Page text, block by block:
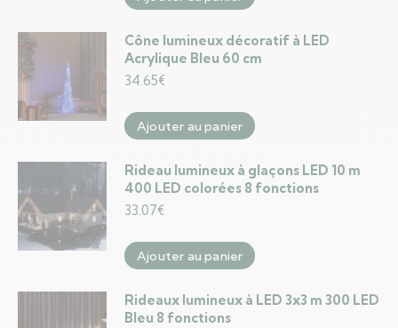
Cône lumineux décoratif à LED
Acrylique Bleu 60 cm
34.65€
Ajouter au panier
Rideau lumineux à glaçons LED 10 m
400 LED colorées 8 fonctions
33.07€
Ajouter au panier
Rideaux lumineux à LED 3x3 m 300 LED
Bleu 8 fonctions